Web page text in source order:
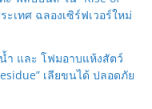
เทศ ฉลองเซิร์ฟเวอร์ใหม่
น้ำ และ โฟมอาบแห้งสัตว์
เลียขนได้ ปลอดภัย